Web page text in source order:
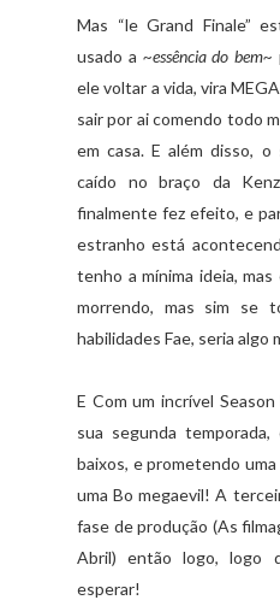
Mas “le Grand Finale”
usado a ~essência do bem~
ele voltar a vida, vira
sair por ai comendo todo
em casa. E além disso, o
caído no braço da
finalmente fez efeito, e
estranho está
tenho a mínima ideia,
morrendo, mas sim se
habilidades Fae, seria algo
E Com um incrível
sua segunda
baixos, e prometendo
uma Bo megaevil! A
fase de produção (As
Abril) então logo, logo
esperar!